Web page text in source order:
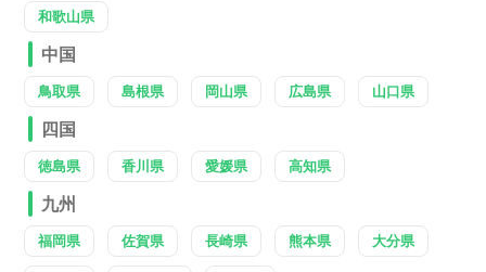
和歌山県
中国
鳥取県 島根県 岡山県 広島県 山口県
四国
徳島県 香川県 愛媛県 高知県
九州
福岡県 佐賀県 長崎県 熊本県 大分県